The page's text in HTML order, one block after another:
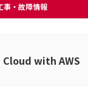
事・故障情報
Cloud with AWS